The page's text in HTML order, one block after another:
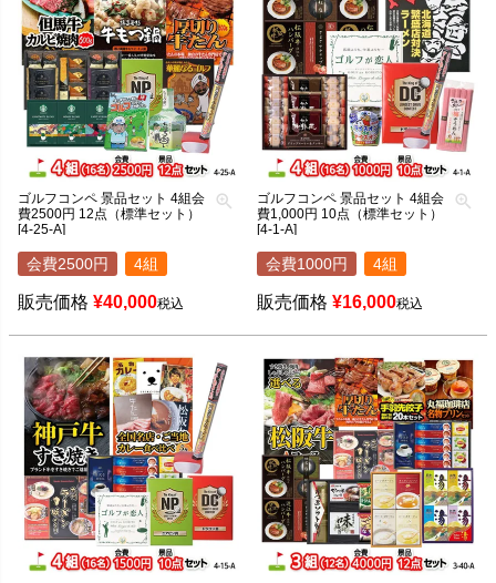
ゴルフコンペ 景品セット 4組会
費2500円 12点（標準セット）
[4-25-A]
会費2500円 4組
販売価格 ¥40,000税込
ゴルフコンペ 景品セット 4組会
費1,000円 10点（標準セット）
[4-1-A]
会費1000円 4組
販売価格 ¥16,000税込